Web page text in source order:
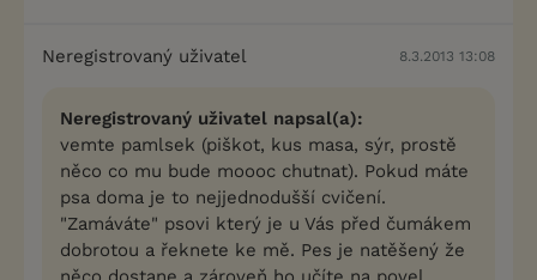
Neregistrovaný uživatel 8.3.2013 13:08
Neregistrovaný uživatel napsal(a):
vemte pamlsek (piškot, kus masa, sýr, prostě
něco co mu bude moooc chutnat). Pokud máte
psa doma je to nejjednodušší cvičení.
"Zamáváte" psovi který je u Vás před čumákem
dobrotou a řeknete ke mě. Pes je natěšený že